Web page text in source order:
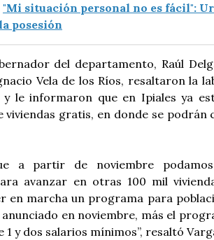
"Mi situación personal no es fácil":
posesión
del departamento, Raúl
Vela de los Ríos, resaltaron la
y le informaron que en Ipiales ya
viviendas gratis, en donde se
a partir de noviembre
avanzar en otras 100 mil
en marcha un programa para
en noviembre, más el
1 y dos salarios mínimos”, resaltó